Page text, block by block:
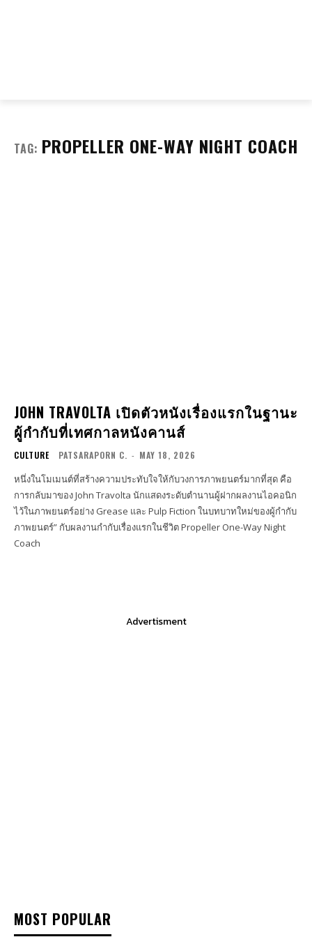
TAG: PROPELLER ONE-WAY NIGHT COACH
JOHN TRAVOLTA เปิดตัวหนังเรื่องแรกในฐานะ
ผู้กำกับที่เทศกาลหนังคานส์
CULTURE PATSARAPORN C. - MAY 18, 2026
หนึ่งในโมเมนต์ที่สร้างความประทับใจให้กับวงการภาพยนตร์มากที่สุด คือ
การกลับมาของ John Travolta นักแสดงระดับตำนานผู้ฝากผลงานไอคอนิก
ไว้ในภาพยนตร์อย่าง Grease และ Pulp Fiction ในบทบาทใหม่ของผู้กำกับ
ภาพยนตร์” กับผลงานกำกับเรื่องแรกในชีวิต Propeller One-Way Night
Coach
Advertisment
MOST POPULAR